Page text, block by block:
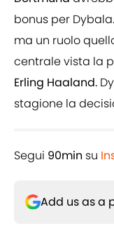
bonus per
ma un ruolo
centrale vista la
Erling Haaland.
stagione la
Segui 90min su
Add us as a